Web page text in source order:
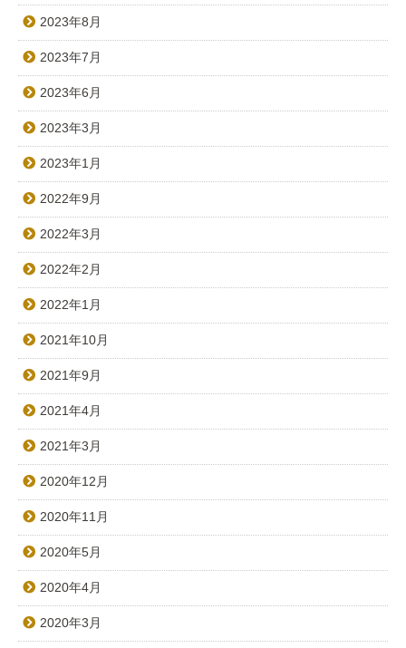
2023年8月
2023年7月
2023年6月
2023年3月
2023年1月
2022年9月
2022年3月
2022年2月
2022年1月
2021年10月
2021年9月
2021年4月
2021年3月
2020年12月
2020年11月
2020年5月
2020年4月
2020年3月